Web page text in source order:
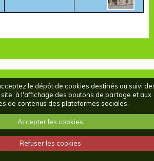
le dépôt de cookies destinés au suivi
à l'affichage des boutons de partage et aux
de contenus des plateformes sociales.
Accepter les cookies
Refuser les cookies